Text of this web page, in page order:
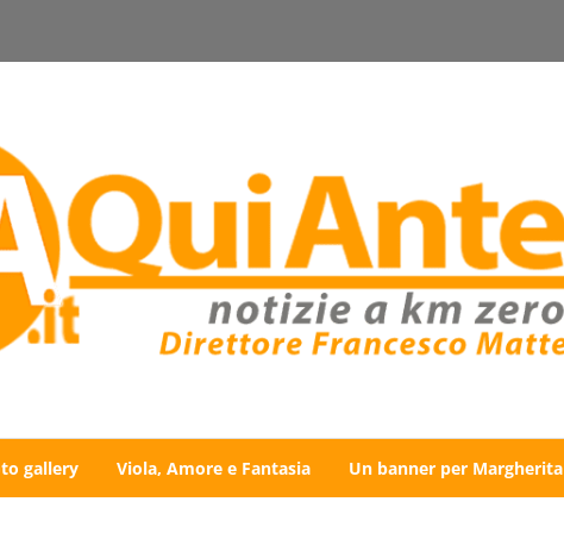
gallery Viola, Amore e Fantasia Un banner per Margherita